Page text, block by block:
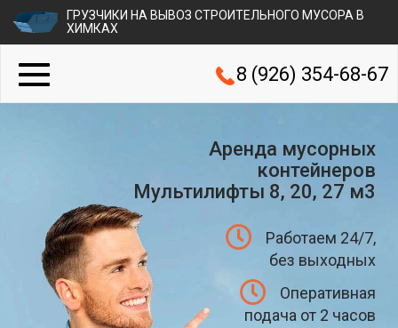
ГРУЗЧИКИ НА ВЫВОЗ СТРОИТЕЛЬНОГО МУСОРА В
ХИМКАХ
8 (926) 354-68-67
Аренда мусорных
контейнеров
Мультилифты 8, 20, 27 м3
Работаем 24/7,
без выходных
Оперативная
подача от 2 часов